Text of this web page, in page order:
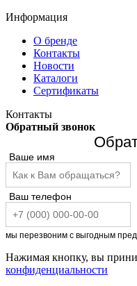
Информация
О бренде
Контакты
Новости
Каталоги
Сертификаты
Контакты
Обратный звонок
Ваше имя
Ваш телефон
мы перезвоним с выгодным
Нажимая кнопку, вы
конфиденциальности